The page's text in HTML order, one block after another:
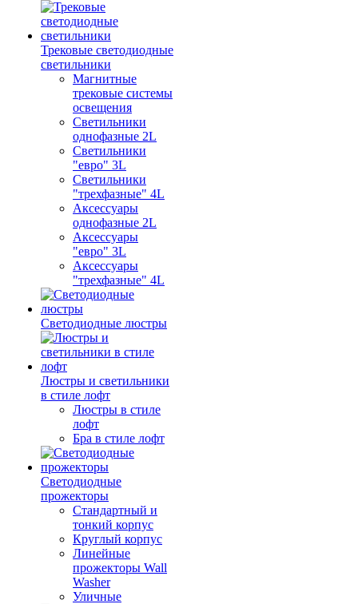
Трековые светодиодные
светильники
Магнитные
трековые системы
освещения
Светильники
однофазные 2L
Светильники
"евро" 3L
Светильники
"трехфазные" 4L
Аксессуары
однофазные 2L
Аксессуары
"евро" 3L
Аксессуары
"трехфазные" 4L
Светодиодные люстры
Люстры и светильники
в стиле лофт
Люстры в стиле
лофт
Бра в стиле лофт
Светодиодные
прожекторы
Стандартный и
тонкий корпус
Круглый корпус
Линейные
прожекторы Wall
Washer
Уличные